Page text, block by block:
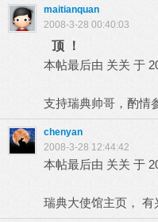
maitianquan
2008-3-28 00:40:03
顶 ！
本帖最后由 关关 于
支持瑞典帅哥，酌情
chenyan
2008-3-28 12:44:42
本帖最后由 关关 于
瑞典大使馆主页，